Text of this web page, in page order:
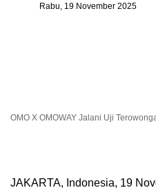
Rabu, 19 November 2025
OMO X OMOWAY Jalani Uji
JAKARTA, Indonesia, 19